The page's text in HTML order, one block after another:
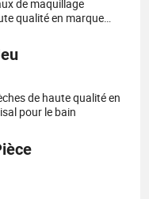
de maquillage
qualité en marque
de haute qualité en
pour le bain